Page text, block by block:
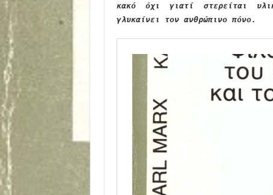
κακό όχι γιατί στερείται
γλυκαίνει τον ανθρώπινο πόνο.